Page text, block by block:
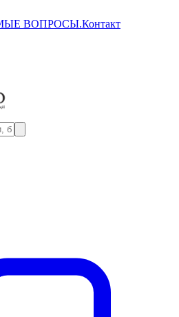
ВОПРОСЫ.Контакт